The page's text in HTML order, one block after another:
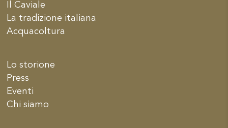
Il Caviale
La tradizione italiana
Acquacoltura
Lo storione
Press
Eventi
Chi siamo